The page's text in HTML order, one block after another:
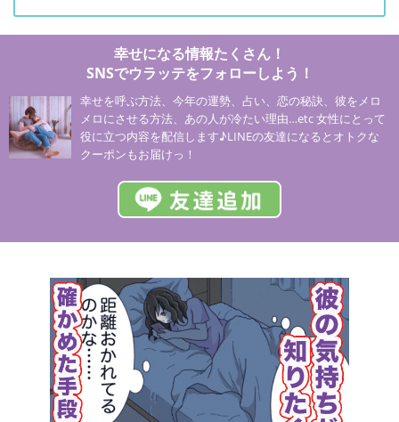
幸せになる情報たくさん！
SNSでウラッテをフォローしよう！
幸せを呼ぶ方法、今年の運勢、占い、恋の秘訣、彼をメロ
メロにさせる方法、あの人が冷たい理由…etc 女性にとって
役に立つ内容を配信します♪LINEの友達になるとオトクな
クーポンもお届けっ！